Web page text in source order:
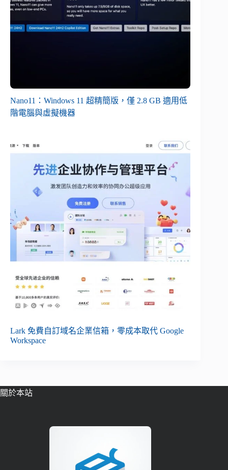
Nano11：Windows 11 超精簡版，僅 2.8 GB 適用低
階電腦與虛擬機器
Lark 免費自訂域名企業信箱，零成本取代 Google
Workspace
關於本站